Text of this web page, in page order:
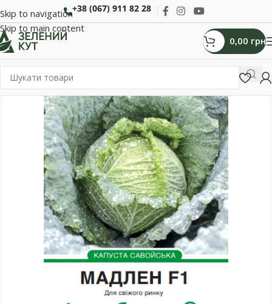
Skip to navigation
Skip to main content
+38 (067) 911 82 28
0,00 грн